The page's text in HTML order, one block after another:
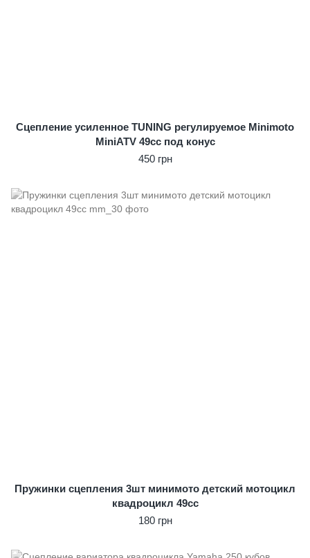
Сцепление усиленное TUNING регулируемое Minimoto
MiniATV 49сс под конус
450 грн
Пружинки сцепления 3шт минимото детский мотоцикл
квадроцикл 49сс
180 грн